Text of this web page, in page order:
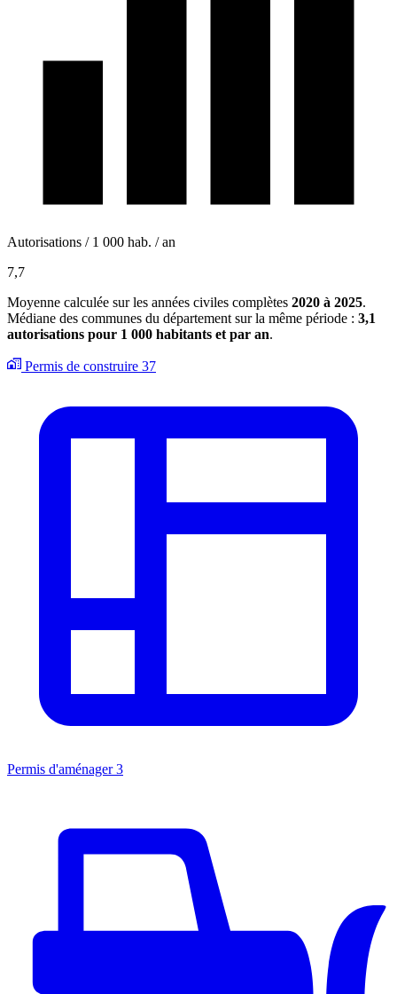
Autorisations / 1 000 hab. / an
7,7
Moyenne calculée sur les années civiles complètes 2020 à 2025.
Médiane des communes du département sur la même période : 3,1
autorisations pour 1 000 habitants et par an.
Permis de construire 37
Permis d'aménager 3